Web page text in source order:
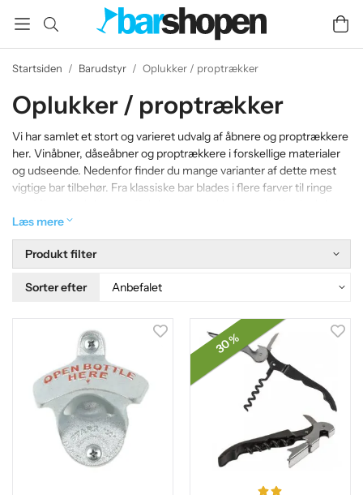
Startsiden / Barudstyr / Oplukker / proptrækker
Oplukker / proptrækker
Vi har samlet et stort og varieret udvalg af åbnere og proptrækkere
her. Vinåbner, dåseåbner og proptrækkere i forskellige materialer
og udseende. Nedenfor finder du mange varianter af dette mest
vigtige bar tilbehør. Fra klassiske bar blades i flere farver til ringe
Her finder du alt dette og mere.
Læs mere
Produkt filter
Sorter efter
30 %